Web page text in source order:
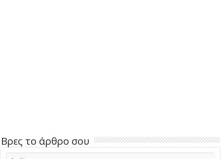
Βρες το άρθρο σου